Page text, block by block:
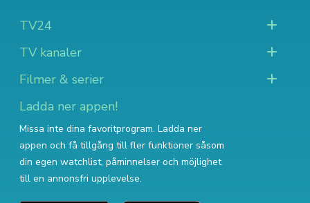
TV24
TV kanaler
Filmer & serier
Ladda ner appen!
Missa inte dina favoritprogram. Ladda ner
appen och få tillgång till fler funktioner såsom
din egen watchlist, påminnelser och möjlighet
till en annonsfri upplevelse.